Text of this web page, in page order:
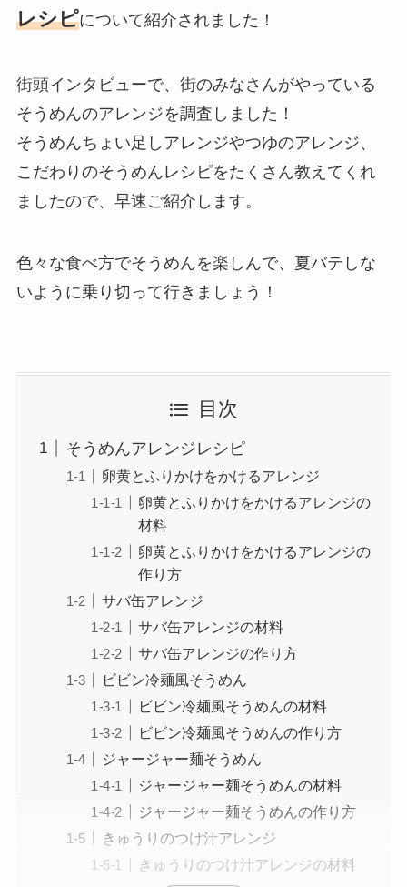
レシピについて紹介されました！
街頭インタビューで、街のみなさんがやっている
そうめんのアレンジを調査しました！
そうめんちょい足しアレンジやつゆのアレンジ、
こだわりのそうめんレシピをたくさん教えてくれ
ましたので、早速ご紹介します。
色々な食べ方でそうめんを楽しんで、夏バテしな
いように乗り切って行きましょう！
目次
そうめんアレンジレシピ
卵黄とふりかけをかけるアレンジ
卵黄とふりかけをかけるアレンジの
材料
卵黄とふりかけをかけるアレンジの
作り方
サバ缶アレンジ
サバ缶アレンジの材料
サバ缶アレンジの作り方
ビビン冷麺風そうめん
ビビン冷麺風そうめんの材料
ビビン冷麺風そうめんの作り方
ジャージャー麺そうめん
ジャージャー麺そうめんの材料
ジャージャー麺そうめんの作り方
きゅうりのつけ汁アレンジ
きゅうりのつけ汁アレンジの材料